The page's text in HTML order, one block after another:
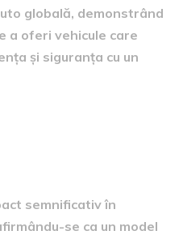
globală, demonstrând
a oferi vehicule care
și siguranța cu un
semnificativ în
se ca un model